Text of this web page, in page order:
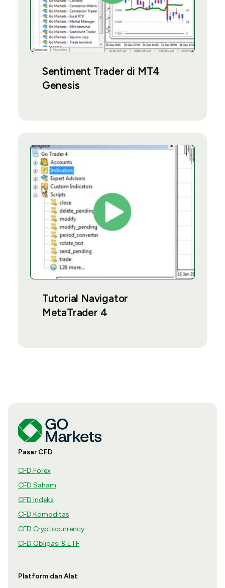
Sentiment Trader di MT4
Genesis
Tutorial Navigator
MetaTrader 4
Pasar CFD
CFD Forex
CFD Saham
CFD Indeks
CFD Komoditas
CFD Cryptocurrency
CFD Obligasi & ETF
Platform dan Alat